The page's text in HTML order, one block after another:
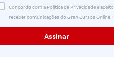
Concordo com a Política de Privacidade e aceito
receber comunicações do Gran Cursos Online.